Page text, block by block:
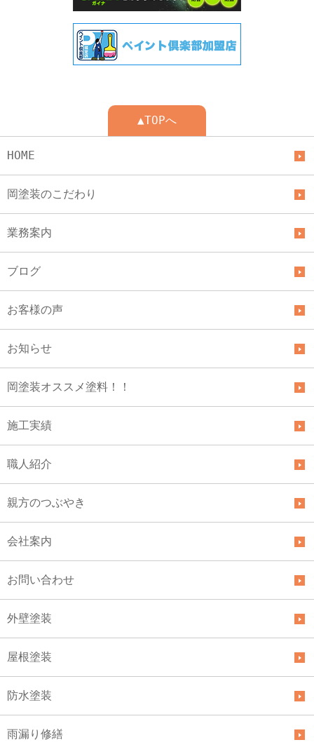
▲TOPへ
HOME
岡塗装のこだわり
業務案内
ブログ
お客様の声
お知らせ
岡塗装オススメ塗料！！
施工実績
職人紹介
親方のつぶやき
会社案内
お問い合わせ
外壁塗装
屋根塗装
防水塗装
雨漏り修繕